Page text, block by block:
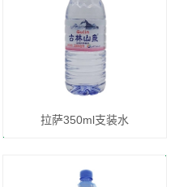
拉萨350ml支装水